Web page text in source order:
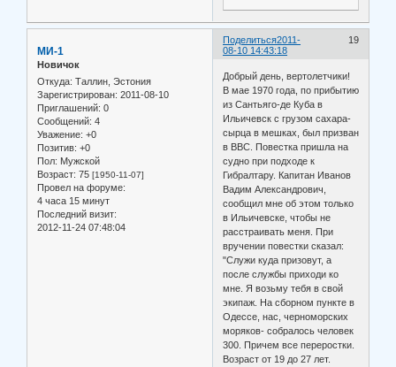
Поделиться 19
2011-
08-10 14:43:18
МИ-1
Новичок
Откуда: Таллин, Эстония
Зарегистрирован: 2011-08-10
Приглашений: 0
Сообщений: 4
Уважение: +0
Позитив: +0
Пол: Мужской
Возраст: 75 [1950-11-07]
Провел на форуме:
4 часа 15 минут
Последний визит:
2012-11-24 07:48:04
Добрый день, вертолетчики!
В мае 1970 года, по прибытию
из Сантьяго-де Куба в
Ильичевск с грузом сахара-
сырца в мешках, был призван
в ВВС. Повестка пришла на
судно при подходе к
Гибралтару. Капитан Иванов
Вадим Александрович,
сообщил мне об этом только
в Ильичевске, чтобы не
расстраивать меня. При
вручении повестки сказал:
"Служи куда призовут, а
после службы приходи ко
мне. Я возьму тебя в свой
экипаж. На сборном пункте в
Одессе, нас, черноморских
моряков- собралось человек
300. Причем все переростки.
Возраст от 19 до 27 лет.